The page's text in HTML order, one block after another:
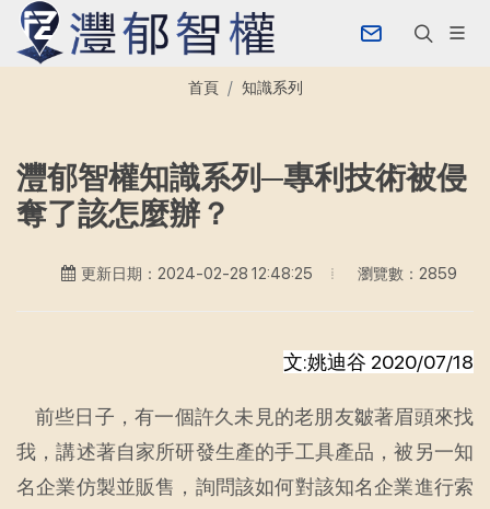
首頁 知識系列
灃郁智權知識系列─專利技術被侵
奪了該怎麼辦？
更新日期：2024-02-28 12:48:25 瀏覽數：2859
文:姚迪谷 2020/07/18
前些日子，有一個許久未見的老朋友皺著眉頭來找
我，講述著自家所研發生產的手工具產品，被另一知
名企業仿製並販售，詢問該如何對該知名企業進行索